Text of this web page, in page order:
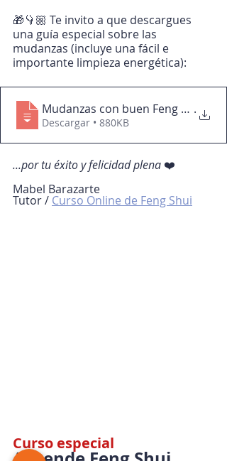
🎁👇🏼 Te invito a que descargues
una guía especial sobre las
mudanzas (incluye una fácil e
importante limpieza energética):
Mudanzas con buen Feng Shui.
Descargar • 880KB
...por tu éxito y felicidad plena ❤️
Mabel Barazarte
Tutor / Curso Online de Feng Shui
Curso especial